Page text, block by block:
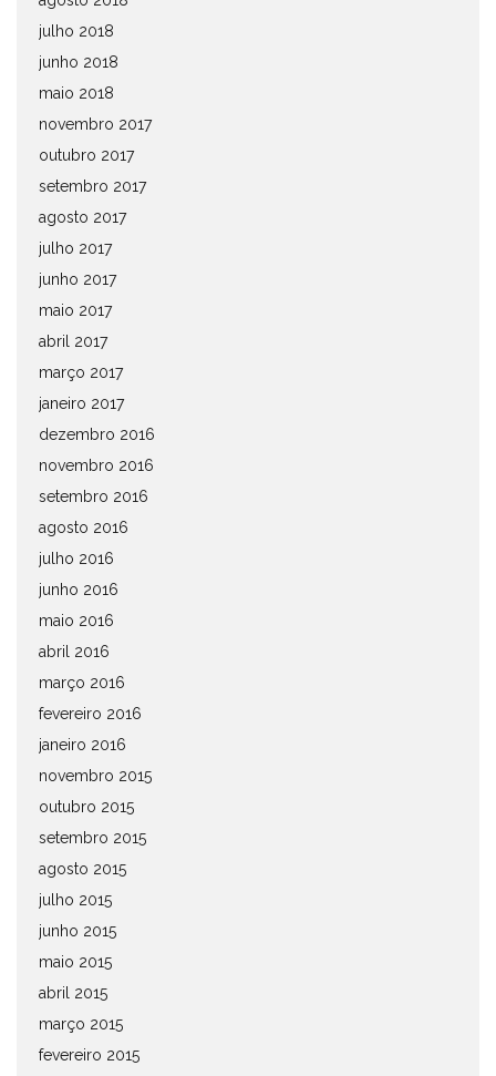
julho 2018
junho 2018
maio 2018
novembro 2017
outubro 2017
setembro 2017
agosto 2017
julho 2017
junho 2017
maio 2017
abril 2017
março 2017
janeiro 2017
dezembro 2016
novembro 2016
setembro 2016
agosto 2016
julho 2016
junho 2016
maio 2016
abril 2016
março 2016
fevereiro 2016
janeiro 2016
novembro 2015
outubro 2015
setembro 2015
agosto 2015
julho 2015
junho 2015
maio 2015
abril 2015
março 2015
fevereiro 2015